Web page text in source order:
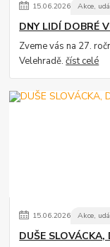
15.06.2026 Akce,
DNY LIDÍ DOBRÉ
Zveme vás na 27.
Velehradě.číst celé
15.06.2026 Akce,
DUŠE